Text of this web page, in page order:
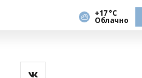
+17 °С
Облачно